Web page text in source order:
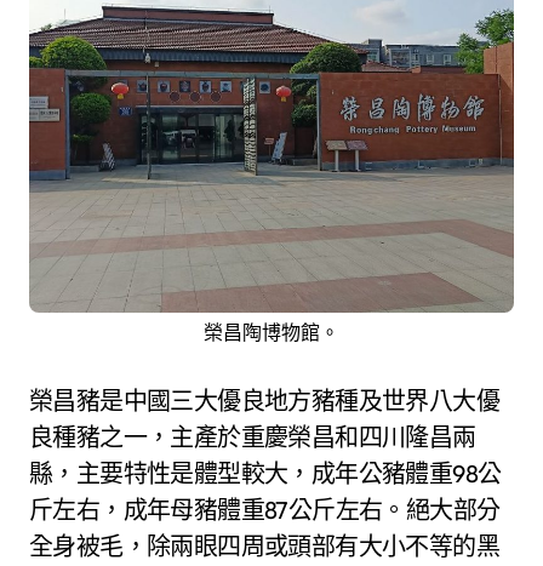
榮昌陶博物館。
榮昌豬是中國三大優良地方豬種及世界八大優
良種豬之一，主產於重慶榮昌和四川隆昌兩
縣，主要特性是體型較大，成年公豬體重98公
斤左右，成年母豬體重87公斤左右。絕大部分
全身被毛，除兩眼四周或頭部有大小不等的黑